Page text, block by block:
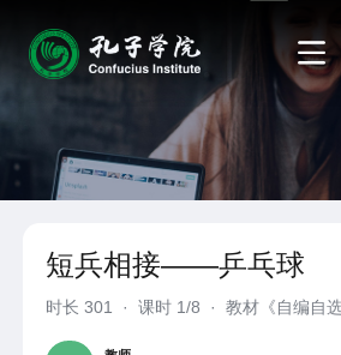
短兵相接——乒乓球
时长301 · 课时 1/8 · 教材《自编自选